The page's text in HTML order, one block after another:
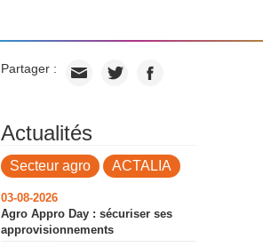
Partager :
Actualités
Secteur agro ACTALIA
03-08-2026
Agro Appro Day : sécuriser ses
approvisionnements